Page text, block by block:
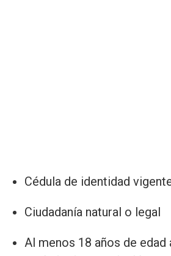
Cédula de identidad
Ciudadanía natural o legal
Al menos 18 años de edad